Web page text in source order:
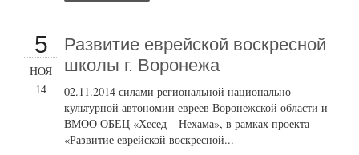
5
НОЯ
14
Развитие еврейской воскресной
школы г. Воронежа
02.11.2014 силами региональной национально-
культурной автономии евреев Воронежской области и
ВМОО ОБЕЦ «Хесед – Нехама», в рамках проекта
«Развитие еврейской воскресной...